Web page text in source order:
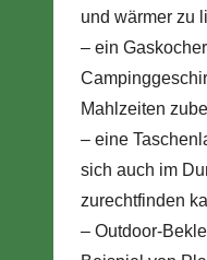
und wärmer zu
– ein
Mahlzeiten
– eine
sich auch im
zurechtfinden
– Outdoor-